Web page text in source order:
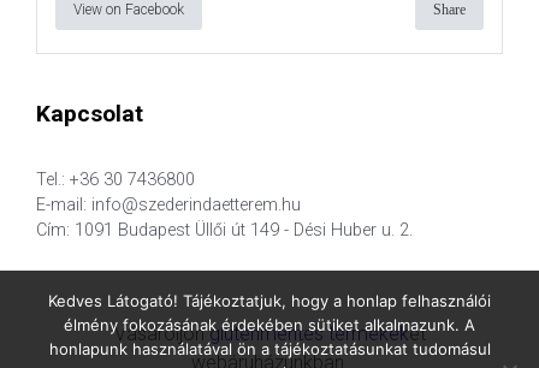
View on Facebook Share
Kapcsolat
Tel.: +36 30 7436800
E-mail: info@szederindaetterem.hu
Cím: 1091 Budapest Üllői út 149 - Dési Huber u. 2.
Vásároljongluténmentes termékeket
webáruházunkban.
Kedves Látogató! Tájékoztatjuk, hogy a honlap felhasználói
élmény fokozásának érdekében sütiket alkalmazunk. A
honlapunk használatával ön a tájékoztatásunkat tudomásul